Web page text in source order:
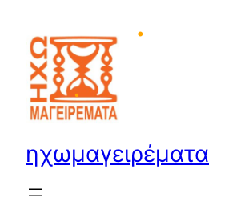
•
•
περιεχόμενο
ηχωμαγειρέματα